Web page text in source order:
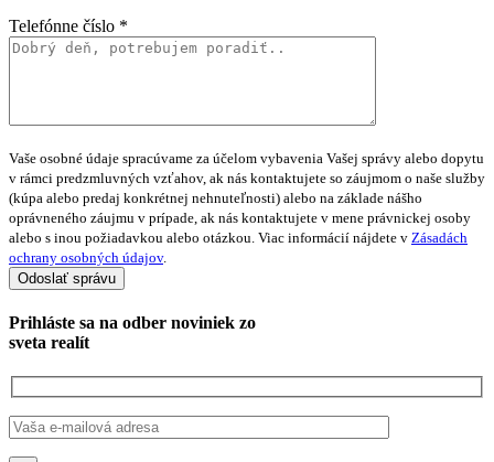
Telefónne číslo *
Vaše osobné údaje spracúvame za účelom vybavenia Vašej správy alebo dopytu
v rámci predzmluvných vzťahov, ak nás kontaktujete so záujmom o naše služby
(kúpa alebo predaj konkrétnej nehnuteľnosti) alebo na základe nášho
oprávneného záujmu v prípade, ak nás kontaktujete v mene právnickej osoby
alebo s inou požiadavkou alebo otázkou. Viac informácií nájdete v Zásadách
ochrany osobných údajov.
Prihláste sa na odber noviniek zo
sveta realít